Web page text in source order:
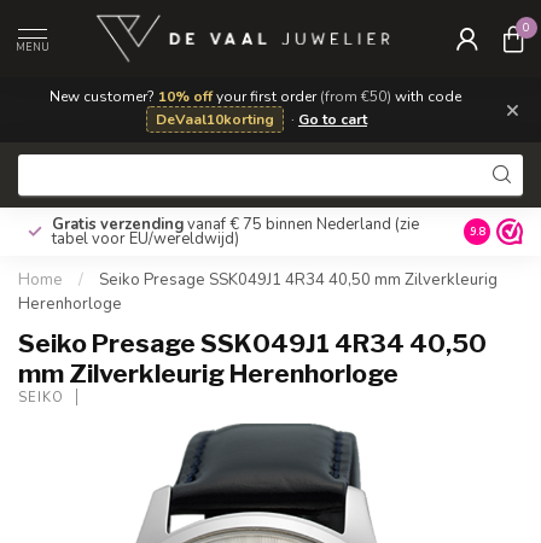
New customer? 10% offyour first order(from €50) with code
DeVaal10korting
· Go to cart ×
MENU
0
Gratis verzendingvanaf € 75 binnen Nederland (zie
tabel voor EU/wereldwijd) 9.8
Home /
Seiko Presage SSK049J1 4R34 40,50 mm Zilverkleurig
Herenhorloge
Seiko Presage SSK049J1 4R34 40,50
mm Zilverkleurig Herenhorloge
SEIKO